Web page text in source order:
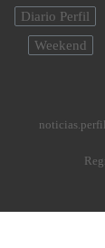
Diario Perfil
Weekend